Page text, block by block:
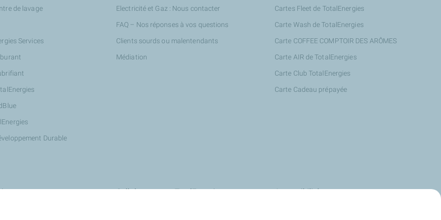
de lavage
Services
Durable
Electricité et Gaz : Nous contacter
FAQ – Nos réponses à vos questions
Clients sourds ou malentendants
Médiation
Cartes Fleet de TotalEnergies
Carte Wash de TotalEnergies
Carte COFFEE COMPTOIR DES ARÔMES
Carte AIR de TotalEnergies
Carte Club TotalEnergies
Carte Cadeau prépayée
Collaborer avec TotalEnergies Accessibilité